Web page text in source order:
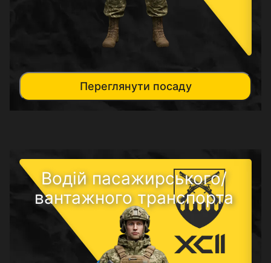
Переглянути посаду
Водій пасажирського/
вантажного транспорта